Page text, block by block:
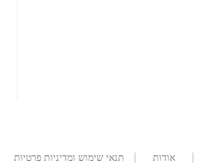
אודות תנאי שימוש ומדיניות פרטיות